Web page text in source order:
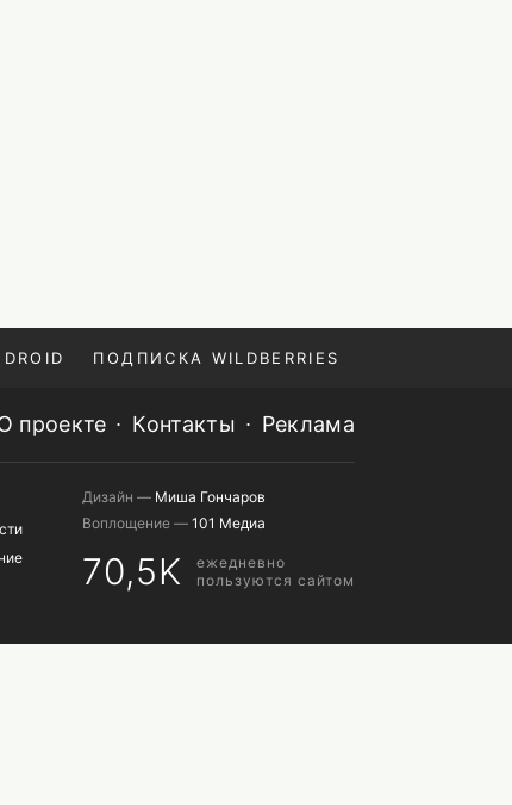
ПОДПИСКА WILDBERRIES
проекте Контакты Реклама
Дизайн — Миша Гончаров
Воплощение — 101 Медиа
70,5K
ежедневно
пользуются сайтом